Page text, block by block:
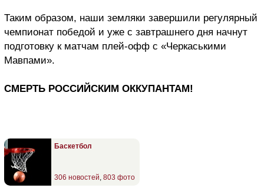
Таким образом, наши земляки завершили регулярный
чемпионат победой и уже с завтрашнего дня начнут
подготовку к матчам плей-офф с «Черкаськими
Мавпами».
СМЕРТЬ РОССИЙСКИМ ОККУПАНТАМ!
Баскетбол
306 новостей, 803 фото